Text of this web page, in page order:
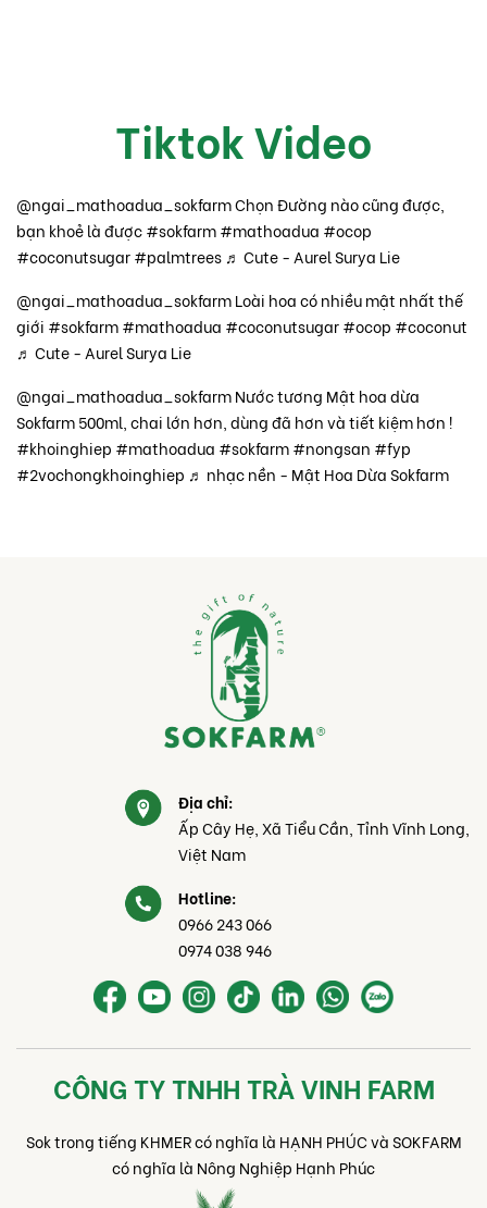
Tiktok Video
@ngai_mathoadua_sokfarmChọn Đường nào cũng được,
bạn khoẻ là được#sokfarm#mathoadua #ocop
#coconutsugar#palmtrees ♬ Cute - Aurel Surya Lie
@ngai_mathoadua_sokfarmLoài hoa có nhiều mật nhất thế
giới #sokfarm#mathoadua #coconutsugar#ocop #coconut
♬ Cute - Aurel Surya Lie
@ngai_mathoadua_sokfarmNước tương Mật hoa dừa
Sokfarm 500ml, chai lớn hơn, dùng đã hơn và tiết kiệm hơn !
#khoinghiep #mathoadua #sokfarm#nongsan #fyp
#2vochongkhoinghiep ♬ nhạc nền - Mật Hoa Dừa Sokfarm
Địa chỉ:
Ấp Cây Hẹ, Xã Tiểu Cần, Tỉnh Vĩnh Long,
Việt Nam
Hotline:
0966 243 066
0974 038 946
CÔNG TY TNHH TRÀ VINH FARM
Sok trong tiếng KHMER có nghĩa là HẠNH PHÚC và SOKFARM
có nghĩa là Nông Nghiệp Hạnh Phúc